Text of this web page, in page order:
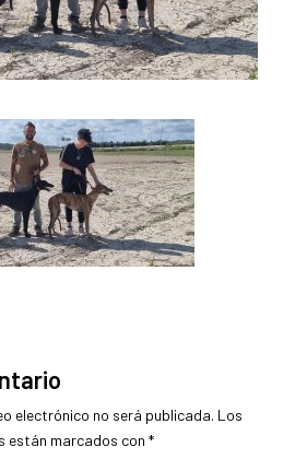
electrónico no será publicada. Los
están marcados con *